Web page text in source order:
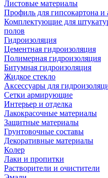
Листовые материалы
Профиль для гипсокартона и
Комплектующие для
полов
Гидроизоляция
Цементная гидроизоляция
Полимерная гидроизоляция
Битумная гидроизоляция
Жидкое стекло
Аксессуары для
Сетки армирующие
Интерьер и отделка
Лакокрасочные материалы
Защитные материалы
Грунтовочные составы
Декоративные материалы
Колер
Лаки и пропитки
Растворители и очистители